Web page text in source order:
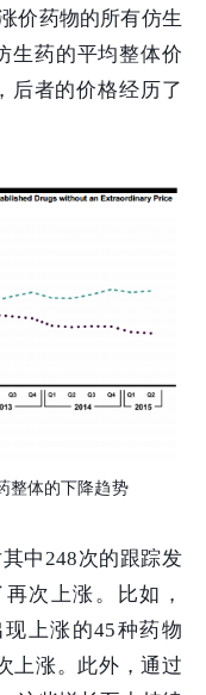
价药物的所有仿生
生药的平均整体价
后者的价格经历了
整体的下降趋势
中248次的跟踪发
次上涨。比如，
上涨的45种药物
上涨。此外，通过